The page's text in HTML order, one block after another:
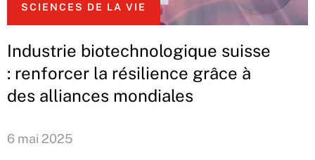
SCIENCES DE LA VIE
Industrie biotechnologique suisse
: renforcer la résilience grâce à
des alliances mondiales
6 mai 2025